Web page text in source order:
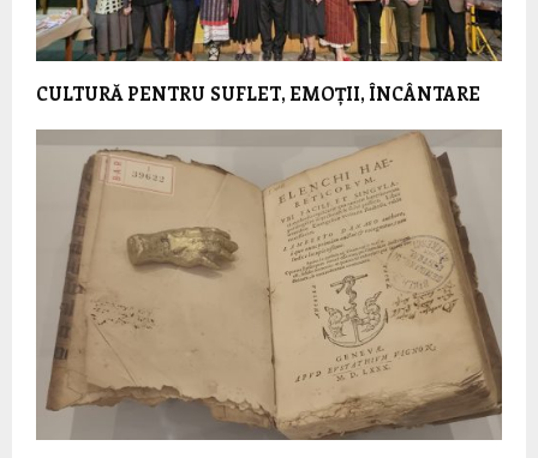
CULTURĂ PENTRU SUFLET, EMOȚII, ÎNCÂNTARE